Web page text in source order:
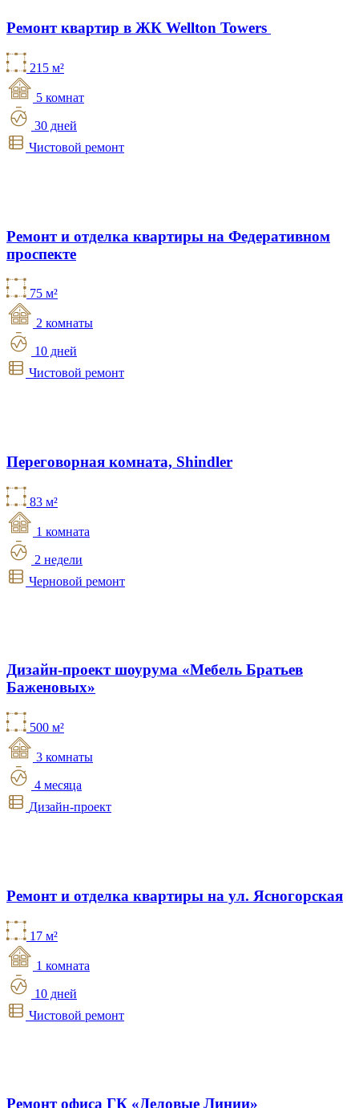
Ремонт квартир в ЖК Wellton Towers
215 м²
5 комнат
30 дней
Чистовой ремонт
Ремонт и отделка квартиры на Федеративном
проспекте
75 м²
2 комнаты
10 дней
Чистовой ремонт
Переговорная комната, Shindler
83 м²
1 комната
2 недели
Черновой ремонт
Дизайн-проект шоурума «Мебель Братьев
Баженовых»
500 м²
3 комнаты
4 месяца
Дизайн-проект
Ремонт и отделка квартиры на ул. Ясногорская
17 м²
1 комната
10 дней
Чистовой ремонт
Ремонт офиса ГК «Деловые Линии»